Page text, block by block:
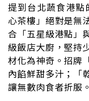
提到台北蔬食港
心茶樓」絕對是無
合「五星級港點」
級飯店大廚，堅持
材化為神奇。招牌
內餡鮮甜多汁；「
讓無數肉食者折服。